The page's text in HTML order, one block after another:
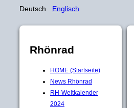
Deutsch Englisch
Rhönrad
HOME (Startseite)
News Rhönrad
RH-Weltkalender
2024